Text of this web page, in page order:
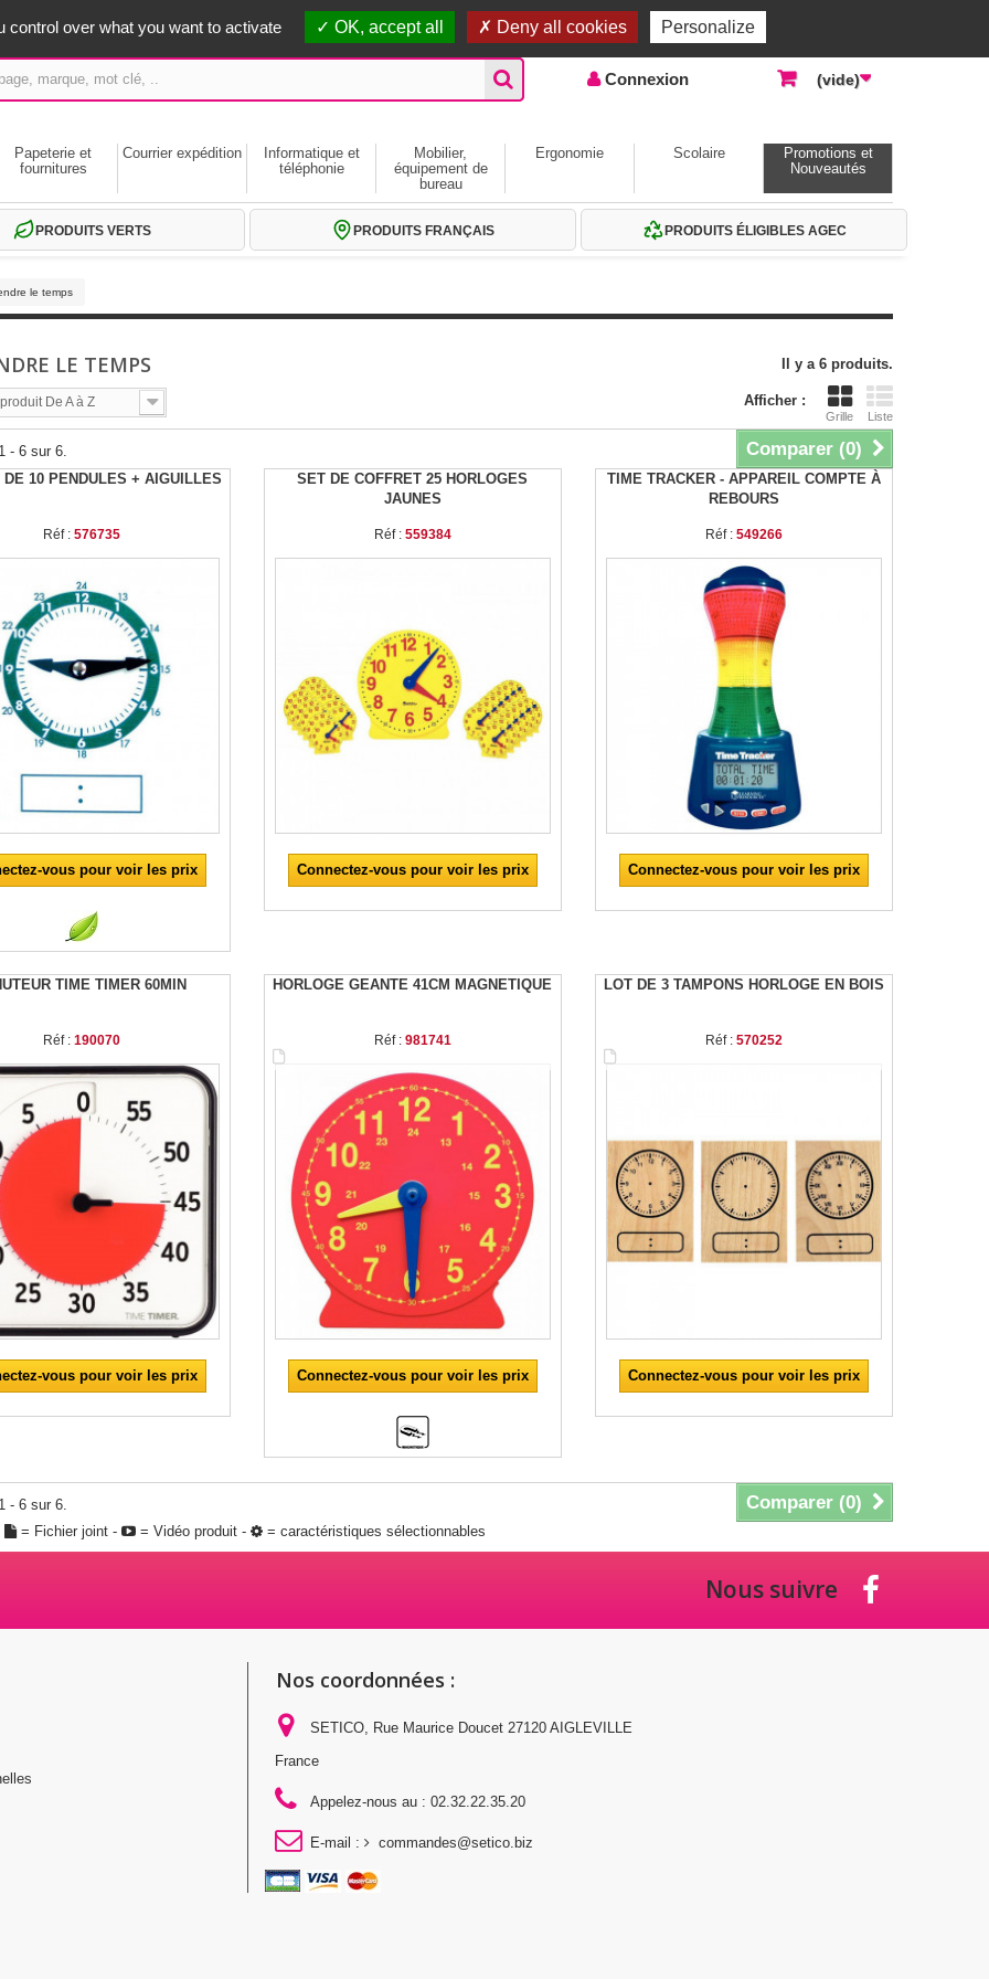
Accueil | Contactez-nous
Connexion (vide)
Papeterie et
fournitures
Courrier expédition
Informatique et
téléphonie
Mobilier,
équipement de
bureau
Ergonomie Scolaire
Promotions et
Nouveautés
PRODUITS VERTS PRODUITS FRANÇAIS PRODUITS ÉLIGIBLES AGEC
le temps
LE TEMPS Il y a 6 produits.
Afficher :
Grille Liste
De A à Z
Comparer (0)
- 6 sur 6.
DE 10 PENDULES + AIGUILLES
Réf : 576735
vous pour voir les prix
SET DE COFFRET 25 HORLOGES
JAUNES
Réf : 559384
Connectez-vous pour voir les prix
TIME TRACKER - APPAREIL COMPTE À
REBOURS
Réf : 549266
Connectez-vous pour voir les prix
TIME TIMER 60MIN
Réf : 190070
vous pour voir les prix
HORLOGE GEANTE 41CM MAGNETIQUE
Réf : 981741
Connectez-vous pour voir les prix
LOT DE 3 TAMPONS HORLOGE EN BOIS
Réf : 570252
Connectez-vous pour voir les prix
Comparer (0)
- 6 sur 6.
= Fichier joint - = Vidéo produit - = caractéristiques sélectionnables
Nous suivre
Nos coordonnées :
SETICO, Rue Maurice Doucet 27120 AIGLEVILLE
France
Appelez-nous au : 02.32.22.35.20
E-mail : commandes@setico.biz
over what you want to activate OK, accept all Deny all cookies Personalize